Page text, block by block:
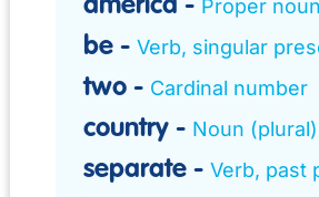
america Proper noun
be Verb, singular
two Cardinal number
country Noun (plural)
separate Verb, past